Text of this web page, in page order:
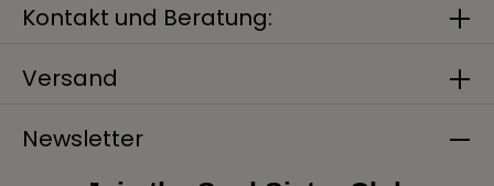
Kontakt und Beratung:
Versand
Newsletter